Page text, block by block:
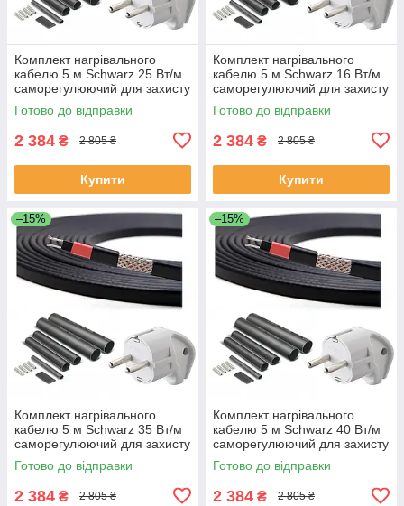
Комплект нагрівального
кабелю 5 м Schwarz 25 Вт/м
саморегулюючий для захисту
покрівлі труб водостоку
Готово до відправки
2 384 ₴ 2 805 ₴
Купити
Комплект нагрівального
кабелю 5 м Schwarz 16 Вт/м
саморегулюючий для захисту
покрівлі труб водостоку
Готово до відправки
2 384 ₴ 2 805 ₴
Купити
–15%
Комплект нагрівального
кабелю 5 м Schwarz 35 Вт/м
саморегулюючий для захисту
покрівлі труб водостоку
Готово до відправки
2 384 ₴ 2 805 ₴
–15%
Комплект нагрівального
кабелю 5 м Schwarz 40 Вт/м
саморегулюючий для захисту
покрівлі труб водостоку
Готово до відправки
2 384 ₴ 2 805 ₴